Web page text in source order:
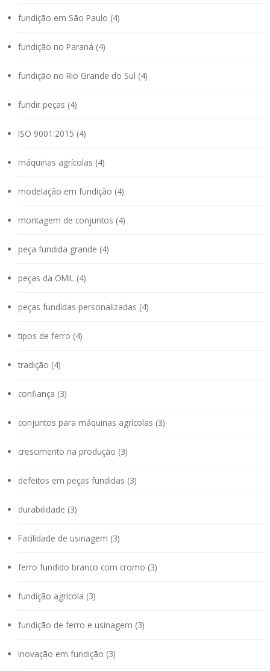
fundição em São Paulo (4)
fundição no Paraná (4)
fundição no Rio Grande do Sul (4)
fundir peças (4)
ISO 9001:2015 (4)
máquinas agrícolas (4)
modelação em fundição (4)
montagem de conjuntos (4)
peça fundida grande (4)
peças da OMIL (4)
peças fundidas personalizadas (4)
tipos de ferro (4)
tradição (4)
confiança (3)
conjuntos para máquinas agrícolas (3)
crescimento na produção (3)
defeitos em peças fundidas (3)
durabilidade (3)
Facilidade de usinagem (3)
ferro fundido branco com cromo (3)
fundição agrícola (3)
fundição de ferro e usinagem (3)
inovação em fundição (3)